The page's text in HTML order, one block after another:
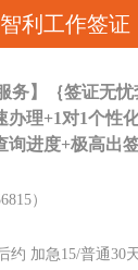
智利工作签证
务】｛签证无
办理+1对1个性
询进度+极高出
）
约 加急15/普通30